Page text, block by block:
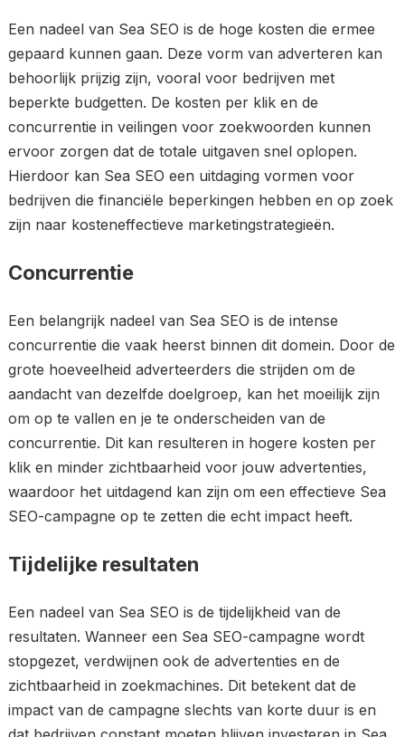
Een nadeel van Sea SEO is de hoge kosten die ermee
gepaard kunnen gaan. Deze vorm van adverteren kan
behoorlijk prijzig zijn, vooral voor bedrijven met
beperkte budgetten. De kosten per klik en de
concurrentie in veilingen voor zoekwoorden kunnen
ervoor zorgen dat de totale uitgaven snel oplopen.
Hierdoor kan Sea SEO een uitdaging vormen voor
bedrijven die financiële beperkingen hebben en op zoek
zijn naar kosteneffectieve marketingstrategieën.
Concurrentie
Een belangrijk nadeel van Sea SEO is de intense
concurrentie die vaak heerst binnen dit domein. Door de
grote hoeveelheid adverteerders die strijden om de
aandacht van dezelfde doelgroep, kan het moeilijk zijn
om op te vallen en je te onderscheiden van de
concurrentie. Dit kan resulteren in hogere kosten per
klik en minder zichtbaarheid voor jouw advertenties,
waardoor het uitdagend kan zijn om een effectieve Sea
SEO-campagne op te zetten die echt impact heeft.
Tijdelijke resultaten
Een nadeel van Sea SEO is de tijdelijkheid van de
resultaten. Wanneer een Sea SEO-campagne wordt
stopgezet, verdwijnen ook de advertenties en de
zichtbaarheid in zoekmachines. Dit betekent dat de
impact van de campagne slechts van korte duur is en